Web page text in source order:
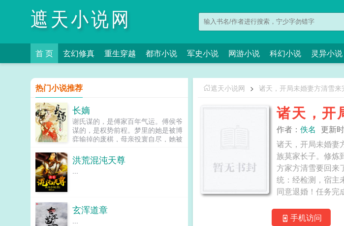
遮天小说网
首 页 玄幻修真 重生穿越 都市小说 军史小说 网游小说 科幻小说 灵异小说
遮天小说网 > 诸天，开局未婚妻方清雪来
诸天，开
作者： 佚名 更新
诸天，开局未婚妻
族莫家长子。修
方家方清雪要回
统：经检测，宿
同意退婚！任务完
手机访问
热门小说推荐
长嫡
谢氏谋的，是傅家百年气运。傅侯爷
谋的，是权势前程。梦里的她是被博
弈输掉的废棋，母亲投寰自尽，她被
子弟，却在大好年华，匆匆早逝。当
她睁眼醒来，冷笑出...
洪荒混沌天尊
...
玄浑道章
...